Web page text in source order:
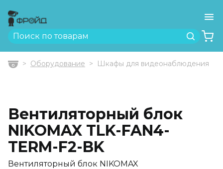
Найти
ГлавнаяОборудование Шкафы для видеонаблюдения
Вентиляторный блок
NIKOMAX TLK-FAN4-
TERM-F2-BK
Вентиляторный блок NIKOMAX